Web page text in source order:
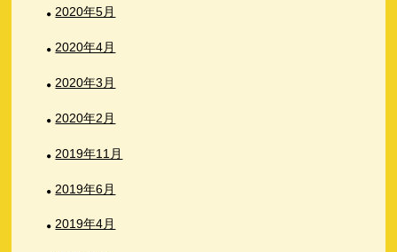
2020年5月
2020年4月
2020年3月
2020年2月
2019年11月
2019年6月
2019年4月